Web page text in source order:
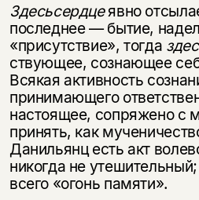
Здесьсердцеявно
последнее — бытие,
«присутствие», тогда
ствующее, сознающее
Всякая активность
прини­мающего
настоящее, сопряжено с
принять, как
Данильянц есть акт
никогда не
всего «огонь памяти».